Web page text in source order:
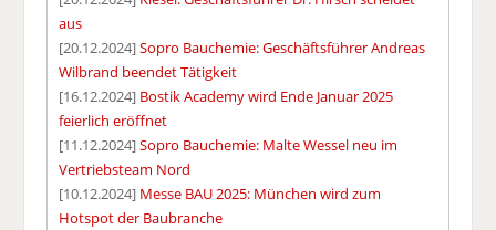
aus
[20.12.2024]Sopro Bauchemie: Geschäftsführer Andreas
Wilbrand beendet Tätigkeit
[16.12.2024] Bostik Academy wird Ende Januar 2025
feierlich eröffnet
[11.12.2024]Sopro Bauchemie: Malte Wessel neu im
Vertriebsteam Nord
[10.12.2024] Messe BAU 2025: München wird zum
Hotspot der Baubranche